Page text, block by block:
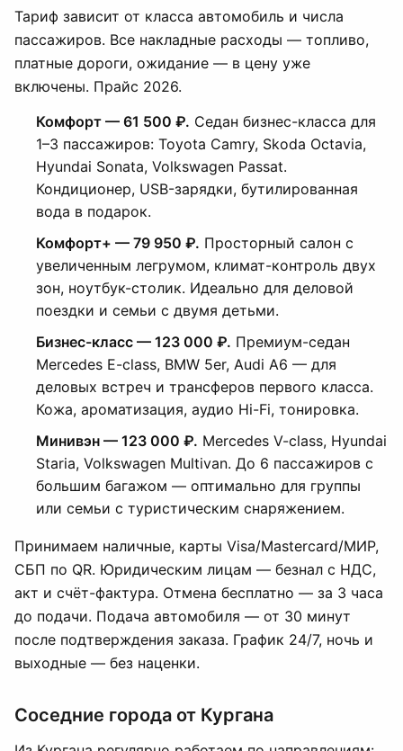
Тариф зависит от класса автомобиль и числа
пассажиров. Все накладные расходы — топливо,
платные дороги, ожидание — в цену уже
включены. Прайс 2026.
Комфорт — 61 500 ₽. Седан бизнес-класса для
1–3 пассажиров: Toyota Camry, Skoda Octavia,
Hyundai Sonata, Volkswagen Passat.
Кондиционер, USB-зарядки, бутилированная
вода в подарок.
Комфорт+ — 79 950 ₽. Просторный салон с
увеличенным легрумом, климат-контроль двух
зон, ноутбук-столик. Идеально для деловой
поездки и семьи с двумя детьми.
Бизнес-класс — 123 000 ₽. Премиум-седан
Mercedes E-class, BMW 5er, Audi A6 — для
деловых встреч и трансферов первого класса.
Кожа, ароматизация, аудио Hi-Fi, тонировка.
Минивэн — 123 000 ₽. Mercedes V-class, Hyundai
Staria, Volkswagen Multivan. До 6 пассажиров с
большим багажом — оптимально для группы
или семьи с туристическим снаряжением.
Принимаем наличные, карты Visa/Mastercard/МИР,
СБП по QR. Юридическим лицам — безнал с НДС,
акт и счёт-фактура. Отмена бесплатно — за 3 часа
до подачи. Подача автомобиля — от 30 минут
после подтверждения заказа. График 24/7, ночь и
выходные — без наценки.
Соседние города от Кургана